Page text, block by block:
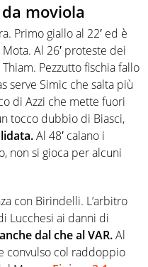
moviola
Primo giallo al 22′ ed è
Mota. Al 26′ proteste dei
Pezzutto fischia fallo
serve Simic che salta più
di Azzi che mette fuori
tocco dubbio di Biasci,
Al 48′ calano i
non si gioca per alcuni
con Birindelli. L’arbitro
Lucchesi ai danni di
dal che al VAR.Al
convulso col raddoppio